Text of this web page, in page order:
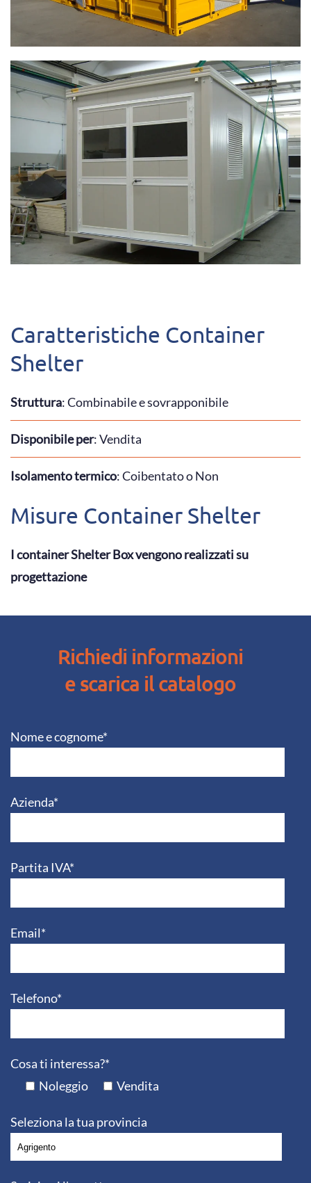
Caratteristiche Container
Shelter
Struttura: Combinabile e sovrapponibile
Disponibile per: Vendita
Isolamento termico: Coibentato o Non
Misure Container Shelter
I container Shelter Box vengono realizzati su
progettazione
Richiedi informazioni
e scarica il catalogo
Nome e cognome*
Azienda*
Partita IVA*
Email*
Telefono*
Cosa ti interessa?*
Noleggio
Vendita
Seleziona la tua provincia